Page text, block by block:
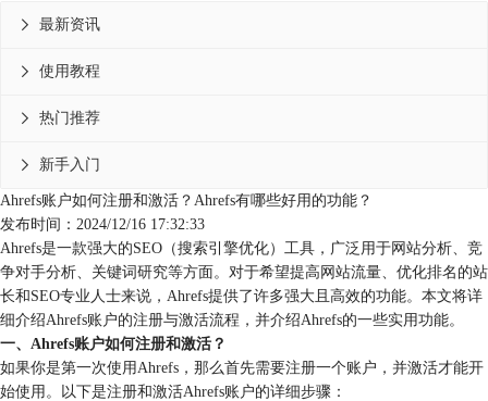
最新资讯

使用教程

热门推荐

新手入门

Ahrefs账户如何注册和激活？Ahrefs有哪些好用的功能？
发布时间：2024/12/16 17:32:33
Ahrefs是一款强大的SEO（搜索引擎优化）工具，广泛用于网站分析、竞
争对手分析、关键词研究等方面。对于希望提高网站流量、优化排名的站
长和SEO专业人士来说，Ahrefs提供了许多强大且高效的功能。本文将详
细介绍Ahrefs账户的注册与激活流程，并介绍Ahrefs的一些实用功能。
一、Ahrefs账户如何注册和激活？
如果你是第一次使用Ahrefs，那么首先需要注册一个账户，并激活才能开
始使用。以下是注册和激活Ahrefs账户的详细步骤：